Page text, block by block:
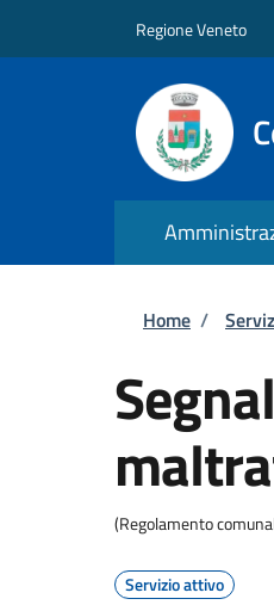
Regione Veneto
Home /
(Regolamento
Servizio attivo